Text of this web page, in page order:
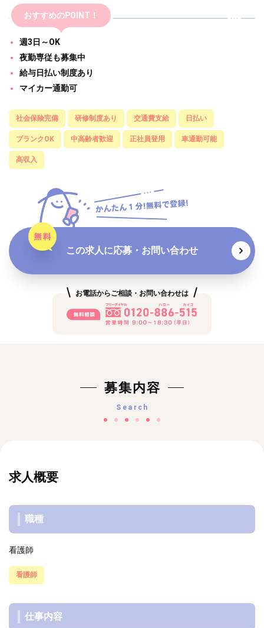
おすすめのPOINT！
週3日～OK
夜勤専従も募集中
給与日払い制度あり
マイカー通勤可
社会保険完備 研修制度あり 交通費支給 日払い
ブランクOK 中高齢者歓迎 正社員登用 車通勤可能
高収入
この求人に応募・お問い合わせ
お電話からご相談・お問い合わせは
募集内容
Search
求人概要
職種
看護師
看護師
仕事内容